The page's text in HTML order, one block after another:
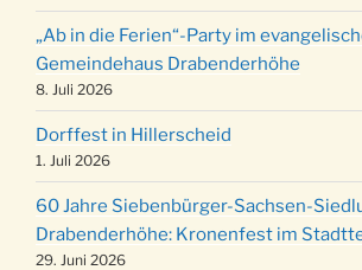
24.12.
Weihnachtsgottesdienst in
15:00 Uhr
24.12.
Weihnachtsgottesdienst in
18:00 Uhr
24.12.
Christmette mit der ev.
um 23:00 Uhr
31.12.
Gottesdienst zu Silvester in
18:00 Uhr
„Ab in die Ferien“-Party im
Gemeindehaus Drabenderhöhe
8. Juli 2026
Dorffest in Hillerscheid
1. Juli 2026
60 Jahre Siebenbürger-Sachsen-
Drabenderhöhe: Kronenfest im
29. Juni 2026